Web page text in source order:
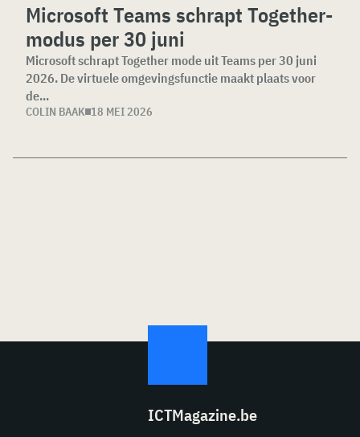
Microsoft Teams schrapt Together-
modus per 30 juni
Microsoft schrapt Together mode uit Teams per 30 juni
2026. De virtuele omgevingsfunctie maakt plaats voor
de...
COLIN BAAK 18 MEI 2026
ICTMagazine.be